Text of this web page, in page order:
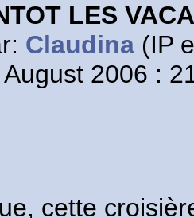
LES
Claudina (IP
2006 :
cette